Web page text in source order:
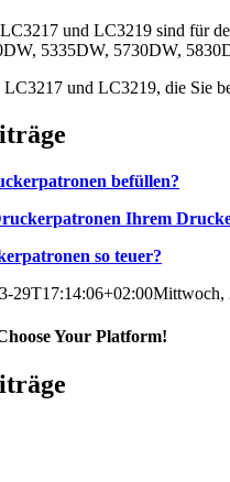
und LC3219 sind für
5335DW, 5730DW,
und LC3219, die Sie
befüllen?
Ihrem
so teuer?
29T17:14:06+02:00Mittwoch,
Your Platform!